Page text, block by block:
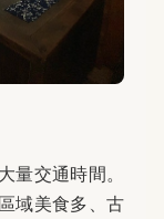
量交通時間。
域美食多、古